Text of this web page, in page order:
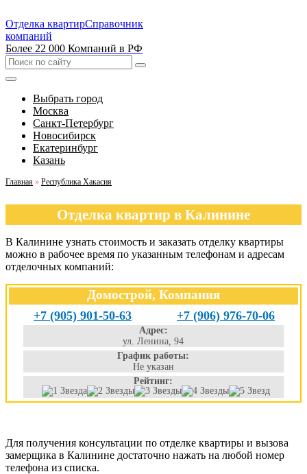
Отделка квартирСправочник
компаний
Более 22 000 Компаний в РФ
Выбрать город
Москва
Санкт-Петербург
Новосибирск
Екатеринбург
Казань
Главная » Республика Хакасия
Отделка квартир в Калинине
В Калинине узнать стоимость и заказать отделку квартиры
можно в рабочее время по указанным телефонам и адресам
отделочных компаний:
Домострой, Компания
+7 (905) 901-50-63 +7 (906) 976-70-06
Адрес:
ул. Ленина, 94
График работы:
Не указан
Рейтинг:
Для получения консультации по отделке квартиры и вызова
замерщика в Калинине достаточно нажать на любой номер
телефона из списка.